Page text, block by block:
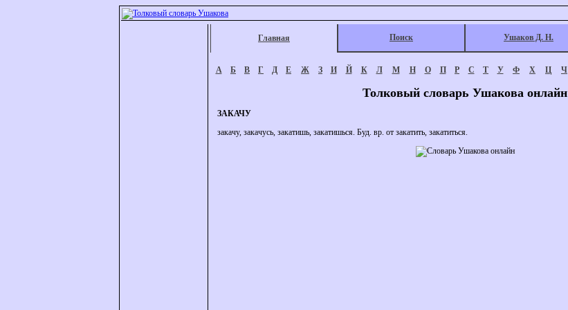
Главная Поиск Ушаков Д. Н.
А Б В Г Д Е Ж З И Й К Л М Н О П Р С Т У Ф Х Ц Ч
Толковый словарь Ушакова онлайн
ЗАКАЧУ
закачу, закачусь, закатишь, закатишься. Буд. вр. от закатить, закатиться.